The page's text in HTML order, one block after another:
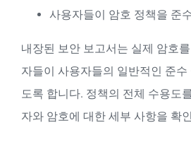
사용자들이 암호 정책을 준
내장된 보안 보고서는 실제 암호
자들이 사용자들의 일반적인 준수
도록 합니다. 정책의 전체 수용도
자와 암호에 대한 세부 사항을 확